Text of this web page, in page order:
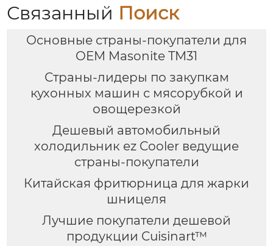
для дома
Связанный Поиск
Основные страны-покупатели для
OEM Masonite TM31
Страны-лидеры по закупкам
кухонных машин с мясорубкой и
овощерезкой
Дешевый автомобильный
холодильник ez Cooler ведущие
страны-покупатели
Китайская фритюрница для жарки
шницеля
Лучшие покупатели дешевой
продукции Cuisinart™